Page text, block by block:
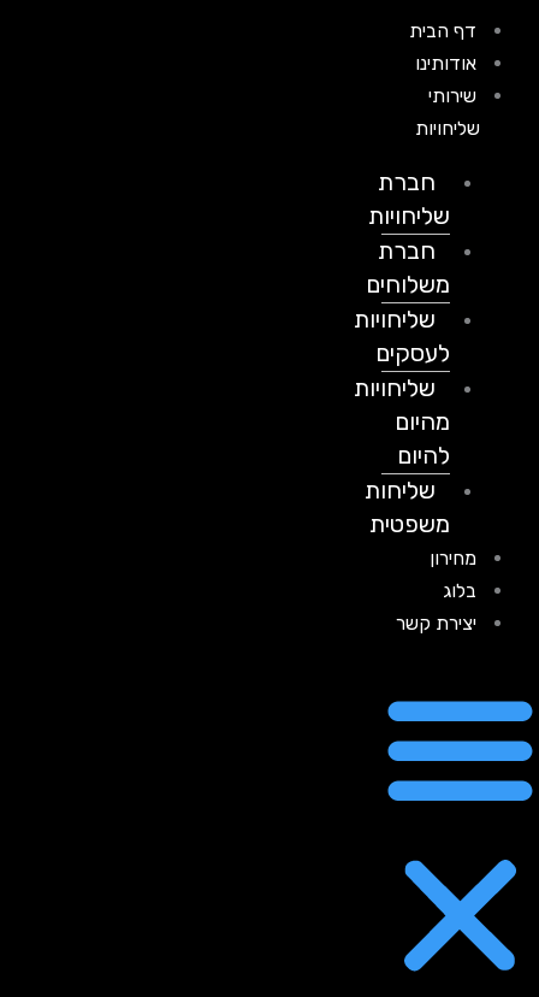
דף הבית
אודותינו
שירותי
שליחויות
חברת
שליחויות
חברת
משלוחים
שליחויות
לעסקים
שליחויות
מהיום
להיום
שליחות
משפטית
מחירון
בלוג
יצירת קשר